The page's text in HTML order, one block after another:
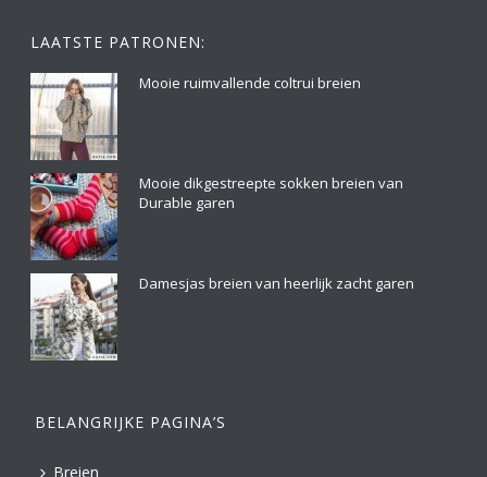
LAATSTE PATRONEN:
Mooie ruimvallende coltrui breien
Mooie dikgestreepte sokken breien van
Durable garen
Damesjas breien van heerlijk zacht garen
BELANGRIJKE PAGINA’S
Breien